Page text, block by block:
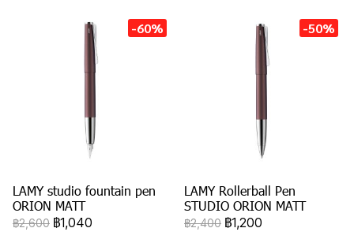
-60%
LAMY studio fountain pen
ORION MATT
฿2,600 ฿1,040
-50%
LAMY Rollerball Pen
STUDIO ORION MATT
฿2,400 ฿1,200